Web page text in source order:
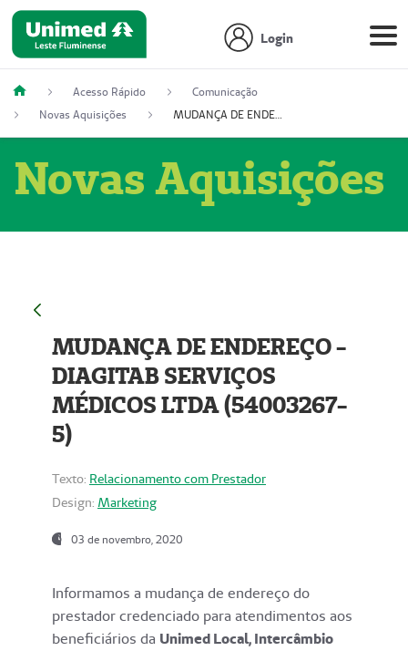
Login
Acesso Rápido
Comunicação
Novas Aquisições
MUDANÇA DE ENDEREÇO - DIAGITAB SERVIÇOS MÉDICOS LTDA (54003267-5)
Novas Aquisições
MUDANÇA DE ENDEREÇO -
DIAGITAB SERVIÇOS
MÉDICOS LTDA (54003267-
5)
Texto: Relacionamento com Prestador
Design: Marketing
03 de novembro, 2020
Informamos a mudança de endereço do
prestador credenciado para atendimentos aos
beneficiários da Unimed Local, Intercâmbio